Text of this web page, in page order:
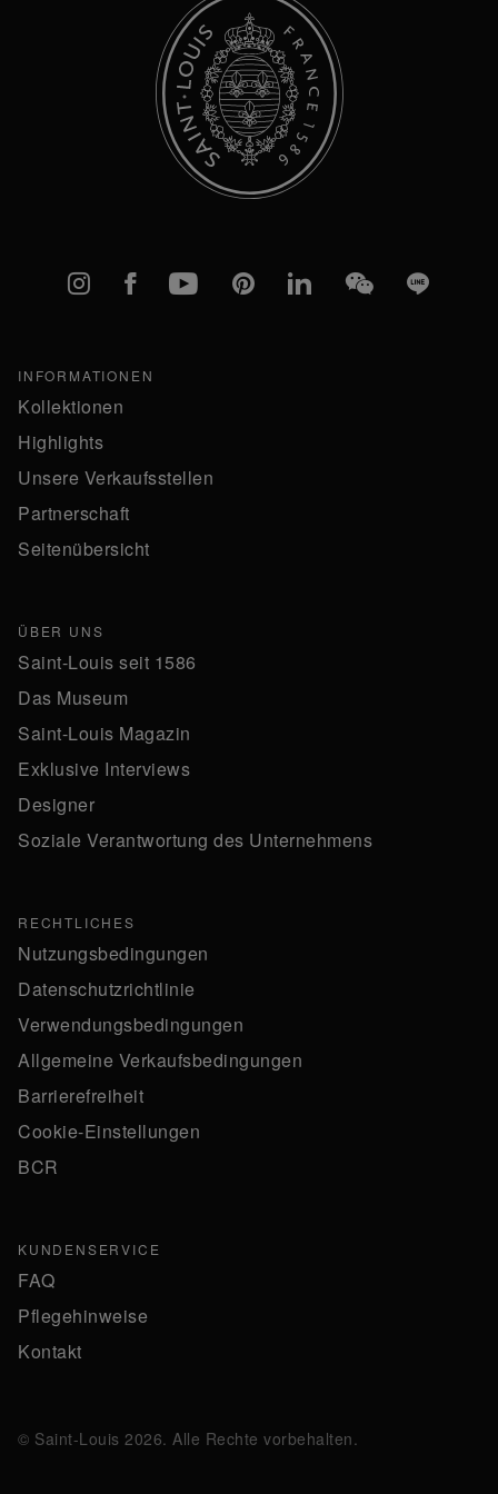
Instagram
FacebookYouTubePinterestlinkedInWeChatLine
INFORMATIONEN
Kollektionen
Highlights
Unsere Verkaufsstellen
Partnerschaft
Seitenübersicht
ÜBER UNS
Saint-Louis seit 1586
Das Museum
Saint-Louis Magazin
Exklusive Interviews
Designer
Soziale Verantwortung des Unternehmens
RECHTLICHES
Nutzungsbedingungen
Datenschutzrichtlinie
Verwendungsbedingungen
Allgemeine Verkaufsbedingungen
Barrierefreiheit
Cookie-Einstellungen
BCR
KUNDENSERVICE
FAQ
Pflegehinweise
Kontakt
© Saint-Louis 2026. Alle Rechte vorbehalten.